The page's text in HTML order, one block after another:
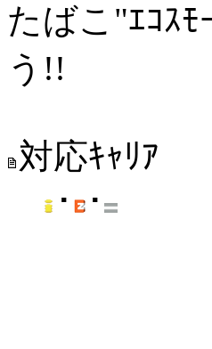
たばこ"ｴｺｽ
う!!
対応ｷｬﾘｱ
･
･